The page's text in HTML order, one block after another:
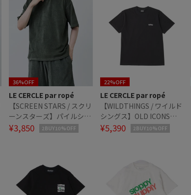
36%OFF
LE CERCLE par ropé
【SCREEN STARS / スクリ
ーンスターズ】パイルショ
ートスリーブTシャツ
¥3,850 2BUY10%OFF
22%OFF
LE CERCLE par ropé
【WILDTHINGS / ワイルド
シングス】OLD ICONS
TEE / オールドアイコンズ
¥5,390 2BUY10%OFF